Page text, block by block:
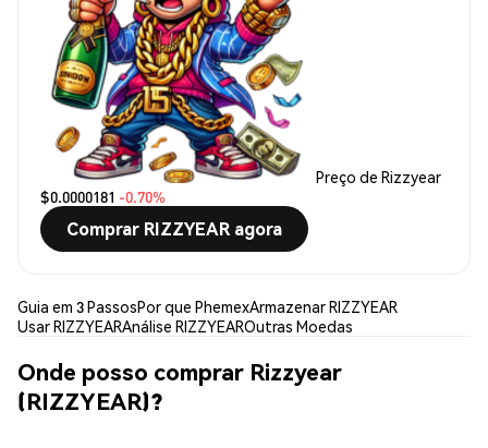
Preço de Rizzyear
$0.0000181 -0.70%
Comprar RIZZYEAR agora
Guia em 3 PassosPor que PhemexArmazenar RIZZYEAR
Usar RIZZYEARAnálise RIZZYEAROutras Moedas
Onde posso comprar Rizzyear
(RIZZYEAR)?